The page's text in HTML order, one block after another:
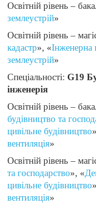
Освітній рівень –
землеустрій»
Освітній рівень –
кадастр», «Інженерна
землеустрій»
Спеціальності: G19
інженерія
Освітній рівень –
будівництво та
цивільне будівництво
вентиляція»
Освітній рівень –
та господарство», «
цивільне будівництво
вентиляція»